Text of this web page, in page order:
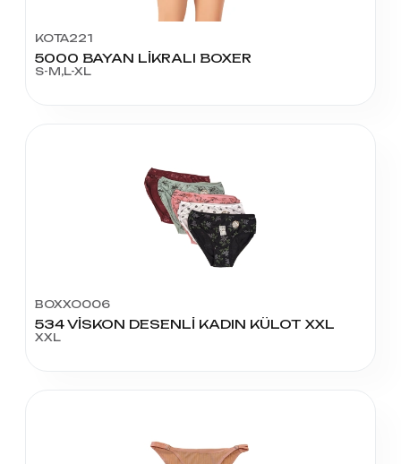
KOTA221
5000 BAYAN LİKRALI BOXER
S-M,L-XL
BOXXO006
534 VİSKON DESENLİ KADIN KÜLOT XXL
XXL